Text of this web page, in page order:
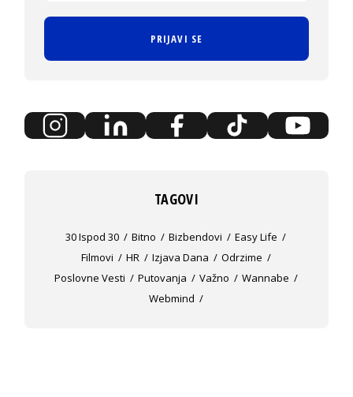
PRIJAVI SE
TAGOVI
30 Ispod 30 Bitno Bizbendovi
Easy Life
Filmovi
HR Izjava Dana
Odrzime
Poslovne Vesti
Putovanja Važno
Wannabe
Webmind